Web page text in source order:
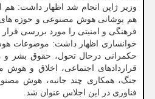
وزیر ژاپن انجام شد اظهار داشت: هم
هم پوشانی هوش مصنوعی و حوزه های
فرهنگی و امنیتی را مورد بررسی قرار
خوانساری اظهار داشت: موضوعات
حکمرانی درحال تحول، حقوق بشر و
قراردادهای اجتماعی، اخلاق و هوش
جنگ، همکاری چند جانبه، هوش
فناوری در این اجلاس عنوان شد.